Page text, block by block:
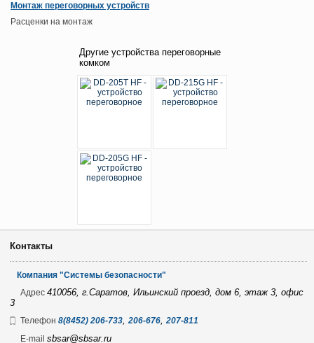
Монтаж переговорных устройств
Расценки на монтаж
Другие устройства переговорные
комком
Контакты
Компания "Системы безопасности"
Адрес 410056, г.Саратов, Ильинский проезд, дом 6, этаж 3, офис
3
Телефон 8(8452) 206-733,206-676,207-811
E-mail sbsar@sbsar.ru